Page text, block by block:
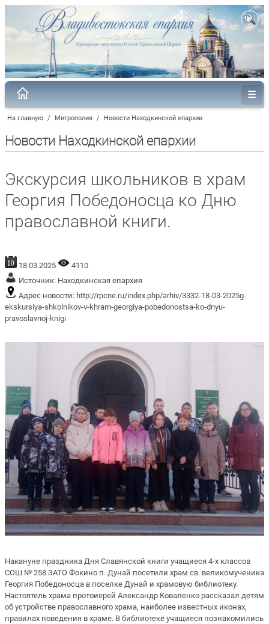
На главную / Митрополия / Новости Находкинской епархии
Новости Находкинской епархии
Экскурсия школьников в храм
Георгия Победоносца ко Дню
православной книги.
18.03.2025
4110
Источник: Находкинская епархия
Адрес новости: http://rpcne.ru/index.php/arhiv/3332-18-03-2025g-
ekskursiya-shkolnikov-v-khram-georgiya-pobedonostsa-ko-dnyu-
pravoslavnoj-knigi
Накануне праздника Дня Славянской книги учащиеся 4-х классов
СОШ № 258 ЗАТО Фокино п. Дунай посетили храм св. великомученика
Георгия Победоносца в поселке Дунай и храмовую библиотеку.
Настоятель храма протоиерей Александр Коваленко рассказал детям
об устройстве православного храма, наиболее известных иконах,
правилах поведения в храме. В библиотеке учащиеся познакомились